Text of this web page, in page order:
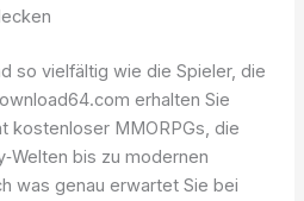
so vielfältig wie die Spieler, die
erhalten Sie
kostenloser MMORPGs, die
bis zu modernen
was genau erwartet Sie bei